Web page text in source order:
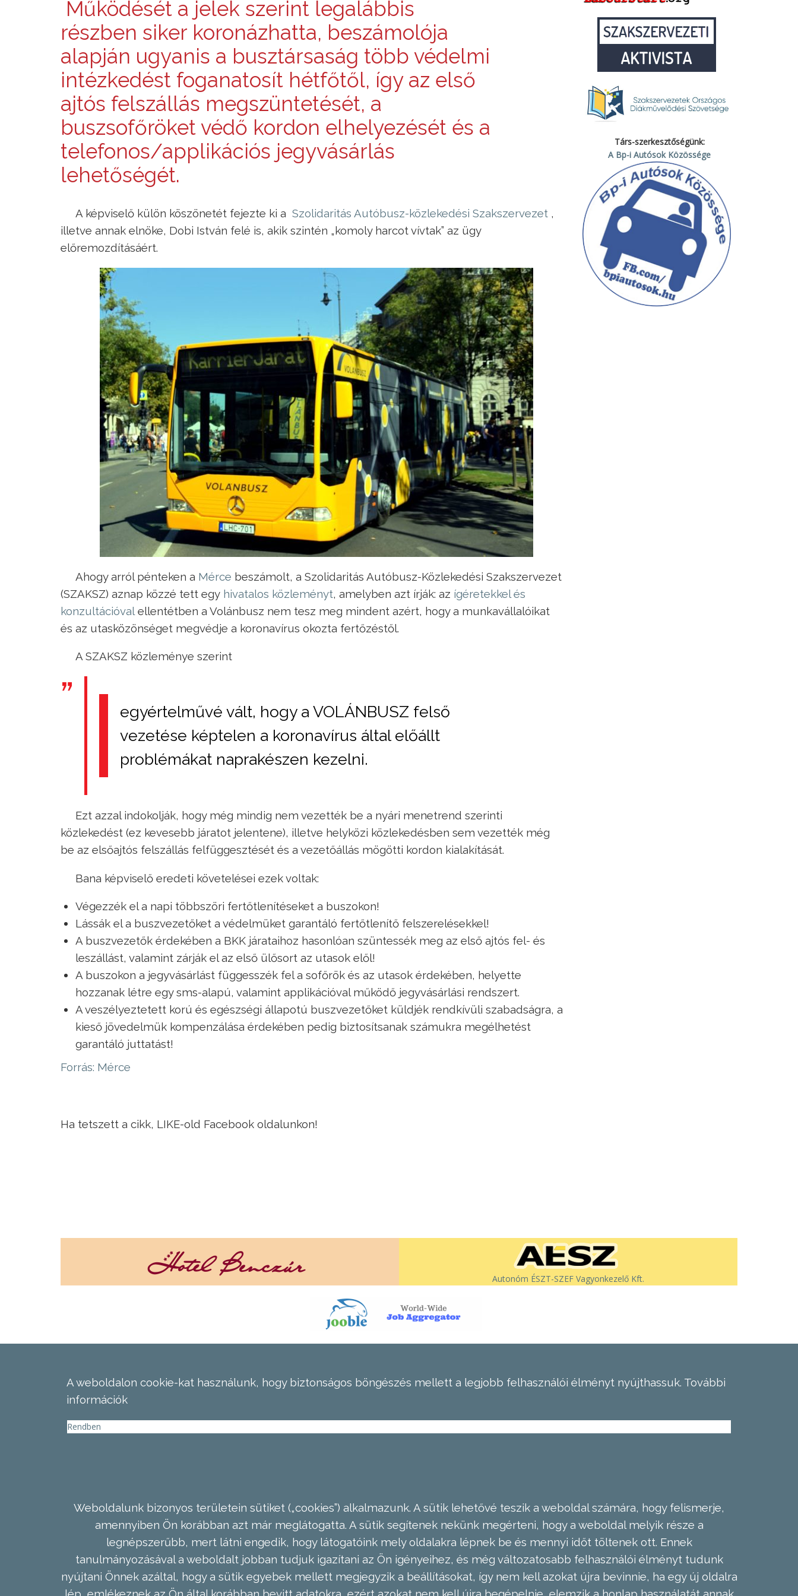
Működését a jelek szerint legalábbis
részben siker koronázhatta, beszámolója
alapján ugyanis a busztársaság több védelmi
intézkedést foganatosít hétfőtől, így az első
ajtós felszállás megszüntetését, a
buszsofőröket védő kordon elhelyezését és a
telefonos/applikációs jegyvásárlás
lehetőségét.
A képviselő külön köszönetét fejezte ki a Szolidaritás Autóbusz-közlekedési Szakszervezet ,
illetve annak elnöke, Dobi István felé is, akik szintén „komoly harcot vívtak” az ügy
előremozdításáért.
Ahogy arról pénteken a Mérce beszámolt, a Szolidaritás Autóbusz-Közlekedési Szakszervezet
(SZAKSZ) aznap közzé tett egy hivatalos közleményt, amelyben azt írják: az ígéretekkel és
konzultációval ellentétben a Volánbusz nem tesz meg mindent azért, hogy a munkavállalóikat
és az utasközönséget megvédje a koronavírus okozta fertőzéstől.
A SZAKSZ közleménye szerint
egyértelművé vált, hogy a VOLÁNBUSZ felső
vezetése képtelen a koronavírus által előállt
problémákat naprakészen kezelni.
Ezt azzal indokolják, hogy még mindig nem vezették be a nyári menetrend szerinti
közlekedést (ez kevesebb járatot jelentene), illetve helyközi közlekedésben sem vezették még
be az elsőajtós felszállás felfüggesztését és a vezetőállás mögötti kordon kialakítását.
Bana képviselő eredeti követelései ezek voltak:
Végezzék el a napi többszöri fertőtlenítéseket a buszokon!
Lássák el a buszvezetőket a védelmüket garantáló fertőtlenítő felszerelésekkel!
A buszvezetők érdekében a BKK járataihoz hasonlóan szüntessék meg az első ajtós fel- és
leszállást, valamint zárják el az első ülősort az utasok elől!
A buszokon a jegyvásárlást függesszék fel a sofőrök és az utasok érdekében, helyette
hozzanak létre egy sms-alapú, valamint applikációval működő jegyvásárlási rendszert.
A veszélyeztetett korú és egészségi állapotú buszvezetőket küldjék rendkívüli szabadságra, a
kieső jövedelmük kompenzálása érdekében pedig biztosítsanak számukra megélhetést
garantáló juttatást!
Forrás: Mérce
Ha tetszett a cikk, LIKE-old Facebook oldalunkon!
Társ-szerkesztőségünk:
A Bp-i Autósok Közössége
Autonóm ÉSZT-SZEF Vagyonkezelő Kft.
A weboldalon cookie-kat használunk, hogy biztonságos böngészés mellett a legjobb felhasználói élményt nyújthassuk. További
információk
Rendben
Weboldalunk bizonyos területein sütiket („cookies”) alkalmazunk. A sütik lehetővé teszik a weboldal számára, hogy felismerje,
amennyiben Ön korábban azt már meglátogatta. A sütik segítenek nekünk megérteni, hogy a weboldal melyik része a
legnépszerűbb, mert látni engedik, hogy látogatóink mely oldalakra lépnek be és mennyi időt töltenek ott. Ennek
tanulmányozásával a weboldalt jobban tudjuk igazítani az Ön igényeihez, és még változatosabb felhasználói élményt tudunk
nyújtani Önnek azáltal, hogy a sütik egyebek mellett megjegyzik a beállításokat, így nem kell azokat újra bevinnie, ha egy új oldalra